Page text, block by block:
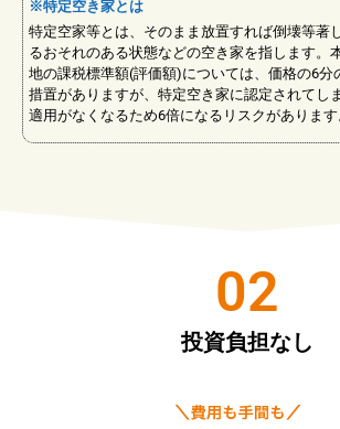
※特定空き家とは
特定空家等とは、そのまま放置すれば倒壊等著
るおそれのある状態などの空き家を指します。
地の課税標準額(評価額)については、価格の6分
措置がありますが、特定空き家に認定されてし
適用がなくなるため6倍になるリスクがあります
02
投資負担なし